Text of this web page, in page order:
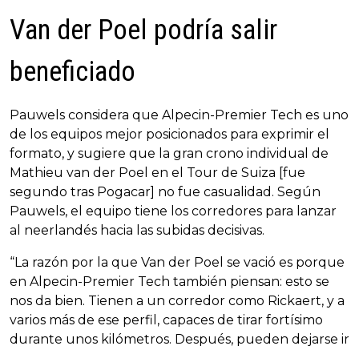
Van der Poel podría salir
beneficiado
Pauwels considera que Alpecin-Premier Tech es uno
de los equipos mejor posicionados para exprimir el
formato, y sugiere que la gran crono individual de
Mathieu van der Poel en el Tour de Suiza [fue
segundo tras Pogacar] no fue casualidad. Según
Pauwels, el equipo tiene los corredores para lanzar
al neerlandés hacia las subidas decisivas.
“La razón por la que Van der Poel se vació es porque
en Alpecin-Premier Tech también piensan: esto se
nos da bien. Tienen a un corredor como Rickaert, y a
varios más de ese perfil, capaces de tirar fortísimo
durante unos kilómetros. Después, pueden dejarse ir